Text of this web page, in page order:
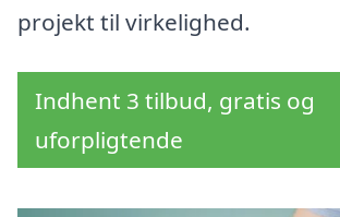
projekt til virkelighed.
Indhent 3 tilbud, gratis og
uforpligtende